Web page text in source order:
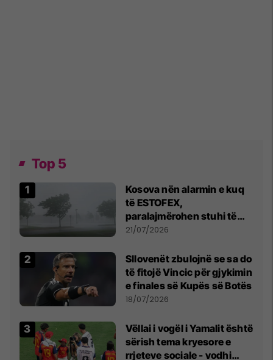
Top 5
Kosova nën alarmin e kuq
të ESTOFEX,
paralajmërohen stuhi të
fuqishme me breshër dhe
21/07/2026
Sllovenët zbulojnë se sa do
të fitojë Vincic për gjykimin
e finales së Kupës së Botës
18/07/2026
Vëllai i vogël i Yamalit është
sërish tema kryesore e
rrjeteve sociale - vodhi